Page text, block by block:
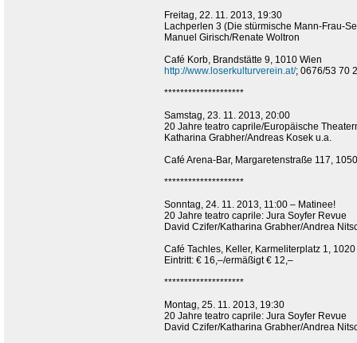
Freitag, 22. 11. 2013, 19:30
Lachperlen 3 (Die stürmische Mann-Frau-
Manuel Girisch/Renate Woltron
Café Korb, Brandstätte 9, 1010 Wien
http://www.loserkulturverein.at/; 0676/53 70
********************
Samstag, 23. 11. 2013, 20:00
20 Jahre teatro caprile/Europäische
Katharina Grabher/Andreas Kosek u.a.
Café Arena-Bar, Margaretenstraße 117,
********************
Sonntag, 24. 11. 2013, 11:00 – Matinee!
20 Jahre teatro caprile: Jura Soyfer Revue
David Czifer/Katharina Grabher/Andrea
Café Tachles, Keller, Karmeliterplatz 1,
Eintritt: € 16,–/ermäßigt € 12,–
********************
Montag, 25. 11. 2013, 19:30
20 Jahre teatro caprile: Jura Soyfer Revue
David Czifer/Katharina Grabher/Andrea